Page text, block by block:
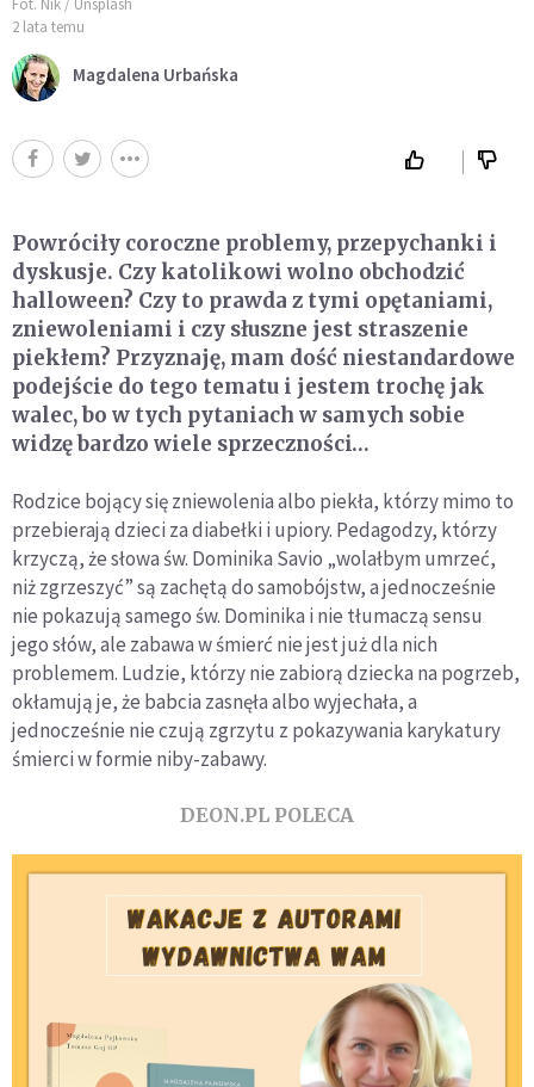
2 lata temu
Magdalena Urbańska
Powróciły coroczne problemy, przepychanki i
dyskusje. Czy katolikowi wolno obchodzić
halloween? Czy to prawda z tymi opętaniami,
zniewoleniami i czy słuszne jest straszenie
piekłem? Przyznaję, mam dość niestandardowe
podejście do tego tematu i jestem trochę jak
walec, bo w tych pytaniach w samych sobie
widzę bardzo wiele sprzeczności…
Rodzice bojący się zniewolenia albo piekła, którzy mimo to
przebierają dzieci za diabełki i upiory. Pedagodzy, którzy
krzyczą, że słowa św. Dominika Savio „wolałbym umrzeć,
niż zgrzeszyć” są zachętą do samobójstw, a jednocześnie
nie pokazują samego św. Dominika i nie tłumaczą sensu
jego słów, ale zabawa w śmierć nie jest już dla nich
problemem. Ludzie, którzy nie zabiorą dziecka na pogrzeb,
okłamują je, że babcia zasnęła albo wyjechała, a
jednocześnie nie czują zgrzytu z pokazywania karykatury
śmierci w formie niby-zabawy.
DEON.PL POLECA